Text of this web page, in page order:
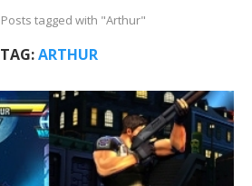
Posts tagged with "Arthur"
TAG:ARTHUR